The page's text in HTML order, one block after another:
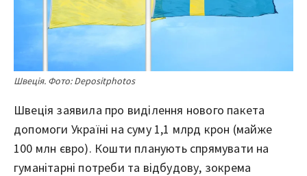
Швеція. Фото: Depositphotos
Швеція заявила про виділення нового пакета
допомоги Україні на суму 1,1 млрд крон (майже
100 млн євро). Кошти планують спрямувати на
гуманітарні потреби та відбудову, зокрема